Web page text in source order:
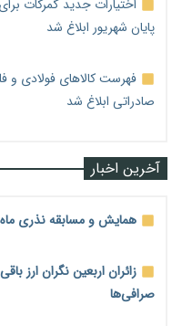
اختیارات جدید گمرکات
پایان شهریور ابلاغ شد
صادراتی ابلاغ شد
آخرین اخبار
همایش و مسابقه نذری
زائران اربعین نگران ارز
صرافی‌ها